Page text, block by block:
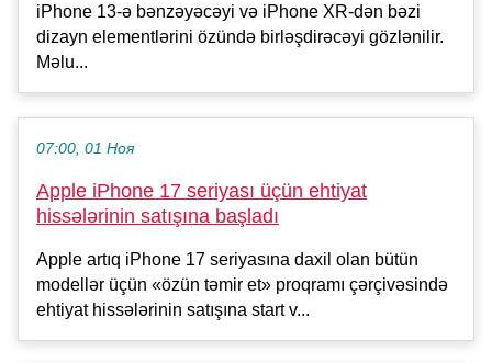
iPhone 13-ə bənzəyəcəyi və iPhone XR-dən bəzi
dizayn elementlərini özündə birləşdirəcəyi gözlənilir.
Məlu...
07:00, 01 Ноя
Apple iPhone 17 seriyası üçün ehtiyat
hissələrinin satışına başladı
Apple artıq iPhone 17 seriyasına daxil olan bütün
modellər üçün «özün təmir et» proqramı çərçivəsində
ehtiyat hissələrinin satışına start v...